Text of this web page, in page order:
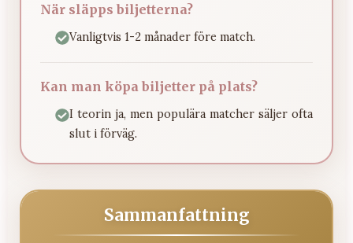
När släpps biljetterna?
Vanligtvis 1-2 månader före match.
Kan man köpa biljetter på plats?
I teorin ja, men populära matcher säljer ofta
slut i förväg.
Sammanfattning